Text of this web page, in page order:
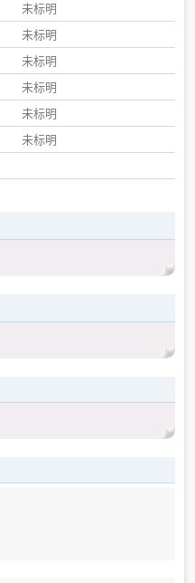
未标明
未标明
未标明
未标明
未标明
未标明